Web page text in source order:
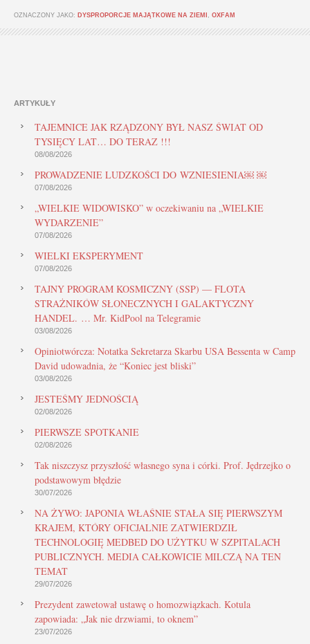
OZNACZONY JAKO: DYSPROPORCJE MAJĄTKOWE NA ZIEMI OXFAM
ARTYKUŁY
TAJEMNICE JAK RZĄDZONY BYŁ NASZ ŚWIAT OD
TYSIĘCY LAT… DO TERAZ !!!
08/08/2026
PROWADZENIE LUDZKOŚCI DO WZNIESIENIA￼ ￼
07/08/2026
„WIELKIE WIDOWISKO” w oczekiwaniu na „WIELKIE
WYDARZENIE”
07/08/2026
WIELKI EKSPERYMENT
07/08/2026
TAJNY PROGRAM KOSMICZNY (SSP) — FLOTA
STRAŻNIKÓW SŁONECZNYCH I GALAKTYCZNY
HANDEL. … Mr. KidPool na Telegramie
03/08/2026
Opiniotwórcza: Notatka Sekretarza Skarbu USA Bessenta w Camp
David udowadnia, że “Koniec jest bliski”
03/08/2026
JESTEŚMY JEDNOŚCIĄ
02/08/2026
PIERWSZE SPOTKANIE
02/08/2026
Tak niszczysz przyszłość własnego syna i córki. Prof. Jędrzejko o
podstawowym błędzie
30/07/2026
NA ŻYWO: JAPONIA WŁAŚNIE STAŁA SIĘ PIERWSZYM
KRAJEM, KTÓRY OFICJALNIE ZATWIERDZIŁ
TECHNOLOGIĘ MEDBED DO UŻYTKU W SZPITALACH
PUBLICZNYCH. MEDIA CAŁKOWICIE MILCZĄ NA TEN
TEMAT
29/07/2026
Prezydent zawetował ustawę o homozwiązkach. Kotula
zapowiada: „Jak nie drzwiami, to oknem”
23/07/2026